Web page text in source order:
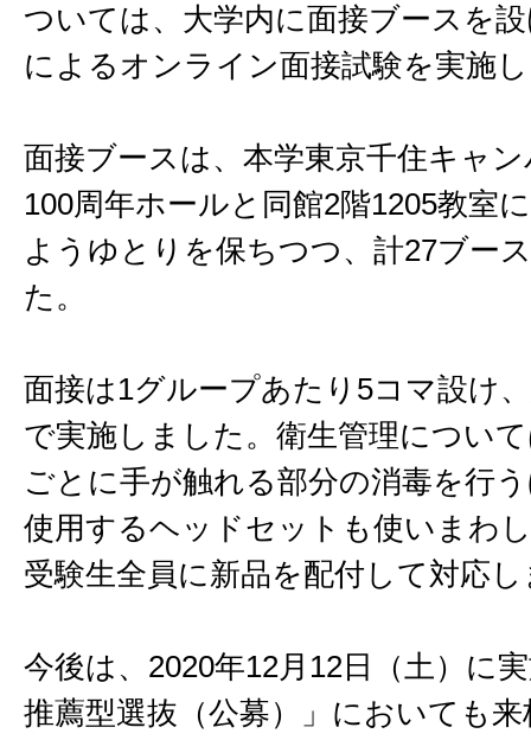
ついては、大学内に面接ブースを
によるオンライン面接試験を実施
面接ブースは、本学東京千住キャ
100周年ホールと同館2階1205教室
ようゆとりを保ちつつ、計27ブー
た。
面接は1グループあたり5コマ設け
で実施しました。衛生管理につい
ごとに手が触れる部分の消毒を行
使用するヘッドセットも使いまわ
受験生全員に新品を配付して対応
今後は、2020年12月12日（土）に
推薦型選抜（公募）」においても